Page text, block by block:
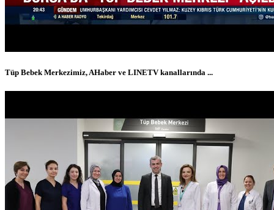
Tüp Bebek Merkezimiz, AHaber ve LINETV kanallarında ...